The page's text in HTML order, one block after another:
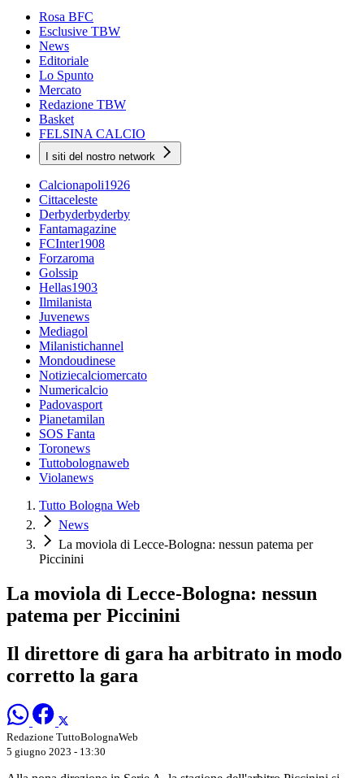
Rosa BFC
Esclusive TBW
News
Editoriale
Lo Spunto
Mercato
Redazione TBW
Basket
FELSINA CALCIO
I siti del nostro network
Calcionapoli1926
Cittaceleste
Derbyderbyderby
Fantamagazine
FCInter1908
Forzaroma
Golssip
Hellas1903
Ilmilanista
Juvenews
Mediagol
Milanistichannel
Mondoudinese
Notiziecalciomercato
Numericalcio
Padovasport
Pianetamilan
SOS Fanta
Toronews
Tuttobolognaweb
Violanews
Tutto Bologna Web
News
La moviola di Lecce-Bologna: nessun patema per
Piccinini
La moviola di Lecce-Bologna: nessun
patema per Piccinini
Il direttore di gara ha arbitrato in modo
corretto la gara
Redazione TuttoBolognaWeb
5 giugno 2023 - 13:30